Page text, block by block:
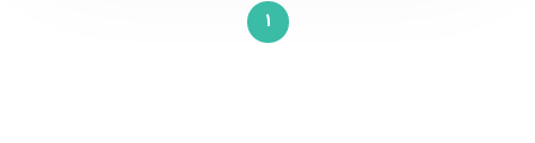
1